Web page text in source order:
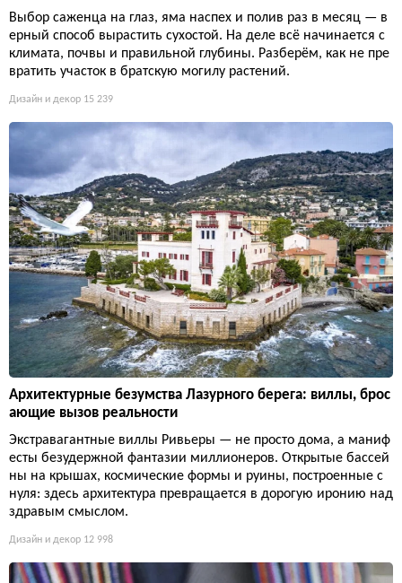
Выбор саженца на глаз, яма наспех и полив раз в месяц — в
ерный способ вырастить сухостой. На деле всё начинается с
климата, почвы и правильной глубины. Разберём, как не пре
вратить участок в братскую могилу растений.
Дизайн и декор 15 239
Архитектурные безумства Лазурного берега: виллы, брос
ающие вызов реальности
Экстравагантные виллы Ривьеры — не просто дома, а маниф
есты безудержной фантазии миллионеров. Открытые бассей
ны на крышах, космические формы и руины, построенные с
нуля: здесь архитектура превращается в дорогую иронию над
здравым смыслом.
Дизайн и декор 12 998